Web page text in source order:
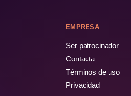
EMPRESA
Ser patrocinador
Contacta
Términos de uso
Privacidad